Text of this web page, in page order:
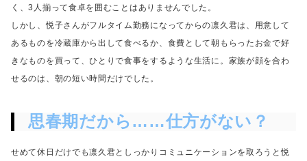
く、3人揃って食卓を囲むことはありませんでした。
しかし、悦子さんがフルタイム勤務になってからの凛久君は、 用意して
あるものを冷蔵庫から出して食べるか、 食費として朝もらったお金で好
きなものを買って、ひとりで食事をするような生活に。 家族が顔を合わ
せるのは、朝の短い時間だけでした。
思春期だから……仕方がない？
せめて休日だけでも凛久君としっかりコミュニケーションを取ろうと悦